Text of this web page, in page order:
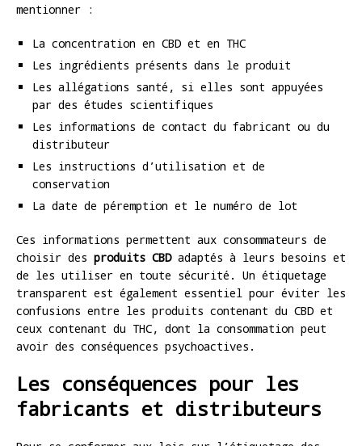
mentionner :
La concentration en CBD et en THC
Les ingrédients présents dans le produit
Les allégations santé, si elles sont appuyées
par des études scientifiques
Les informations de contact du fabricant ou du
distributeur
Les instructions d’utilisation et de
conservation
La date de péremption et le numéro de lot
Ces informations permettent aux consommateurs de
choisir des produits CBDadaptés à leurs besoins et
de les utiliser en toute sécurité. Un étiquetage
transparent est également essentiel pour éviter les
confusions entre les produits contenant du CBD et
ceux contenant du THC, dont la consommation peut
avoir des conséquences psychoactives.
Les conséquences pour les
fabricants et distributeurs